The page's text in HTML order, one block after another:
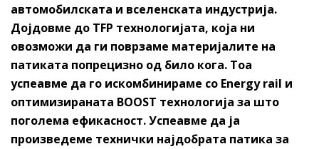
автомобилската и вселенската индустрија.
Дојдовме до TFP технологијата, која ни
овозможи да ги поврзаме материјалите на
патиката попрецизно од било кога. Тоа
успеавме да го искомбинираме со Energy rail и
оптимизираната BOOST технологија за што
поголема ефикасност. Успеавме да ја
произведеме технички најдобрата патика за